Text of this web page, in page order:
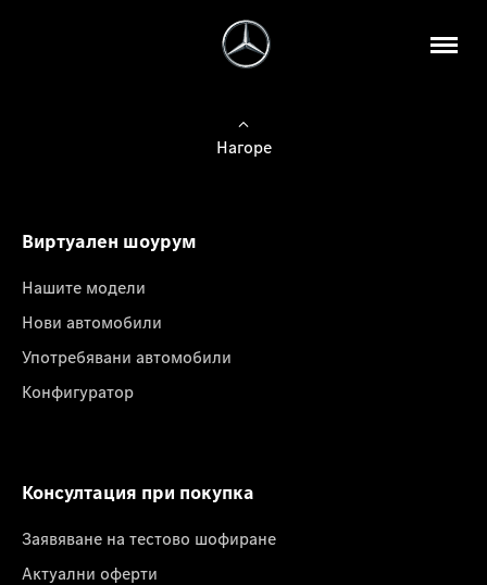
Нагоре
Виртуален шоурум
Нашите модели
Нови автомобили
Употребявани автомобили
Конфигуратор
Консултация при покупка
Заявяване на тестово шофиране
Актуални оферти